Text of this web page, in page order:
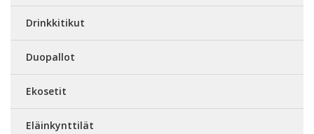
Drinkkitikut
Duopallot
Ekosetit
Eläinkynttilät